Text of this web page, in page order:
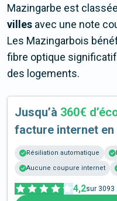
Mazingarbe est classée
villes avec une note
Les Mazingarbois
fibre optique
des logements.
Jusqu’à 360€
facture internet en
Résiliation automatique
Aucune coupure internet
4,2sur 3093